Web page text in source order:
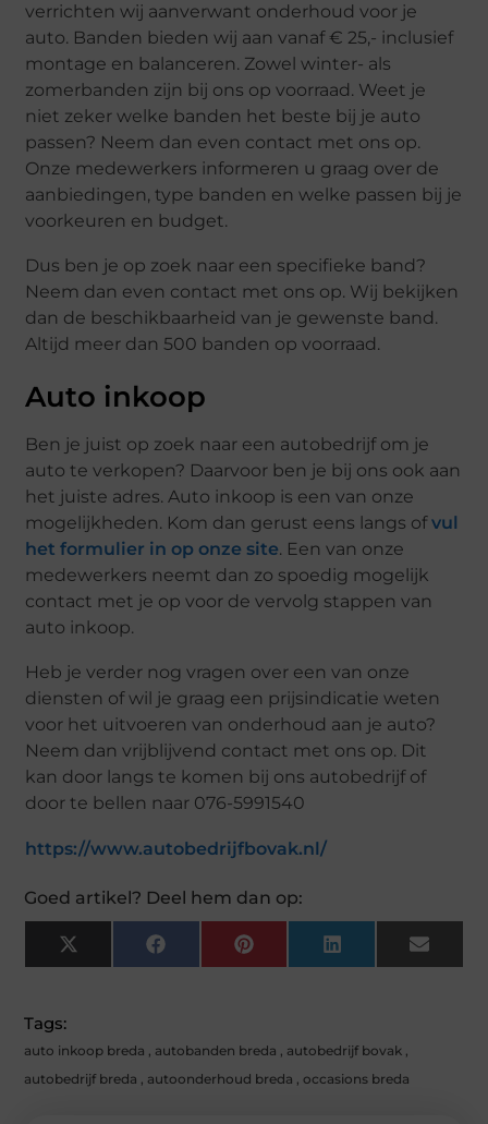
verrichten wij aanverwant onderhoud voor je
auto. Banden bieden wij aan vanaf € 25,- inclusief
montage en balanceren. Zowel winter- als
zomerbanden zijn bij ons op voorraad. Weet je
niet zeker welke banden het beste bij je auto
passen? Neem dan even contact met ons op.
Onze medewerkers informeren u graag over de
aanbiedingen, type banden en welke passen bij je
voorkeuren en budget.
Dus ben je op zoek naar een specifieke band?
Neem dan even contact met ons op. Wij bekijken
dan de beschikbaarheid van je gewenste band.
Altijd meer dan 500 banden op voorraad.
Auto inkoop
Ben je juist op zoek naar een autobedrijf om je
auto te verkopen? Daarvoor ben je bij ons ook aan
het juiste adres. Auto inkoop is een van onze
mogelijkheden. Kom dan gerust eens langs ofvul
het formulier in op onze site. Een van onze
medewerkers neemt dan zo spoedig mogelijk
contact met je op voor de vervolg stappen van
auto inkoop.
Heb je verder nog vragen over een van onze
diensten of wil je graag een prijsindicatie weten
voor het uitvoeren van onderhoud aan je auto?
Neem dan vrijblijvend contact met ons op. Dit
kan door langs te komen bij ons autobedrijf of
door te bellen naar 076-5991540
https://www.autobedrijfbovak.nl/
Goed artikel? Deel hem dan op:
X
(
E
R
)
F
A
O
K
P
I
S
T
L
I
I
N
E
M
Tags:
auto inkoop breda , autobanden breda , autobedrijf bovak ,
autobedrijf breda , autoonderhoud breda ,occasions breda